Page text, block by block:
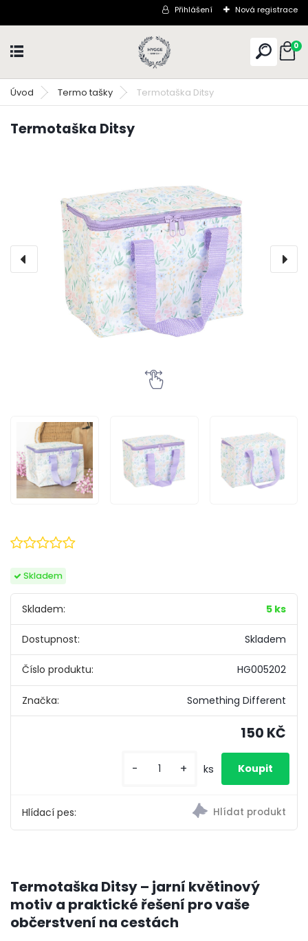
Přihlášení Nová registrace
0
Úvod Termo tašky Termotaška Ditsy
Termotaška Ditsy
Skladem
Skladem: 5 ks
Dostupnost: Skladem
Číslo produktu: HG005202
Značka: Something Different
150 KČ
Hlídací pes:
- + ks
Termotaška Ditsy – jarní květinový
motiv a praktické řešení pro vaše
občerstvení na cestách